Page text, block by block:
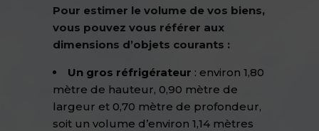
Pour estimer le volume de vos biens,
vous pouvez vous référer aux
dimensions d’objets courants :
Un gros réfrigérateur : environ 1,80
mètre de hauteur, 0,90 mètre de
largeur et 0,70 mètre de profondeur,
soit un volume d’environ 1,14 mètres